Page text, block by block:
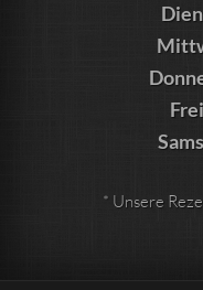
* Unsere